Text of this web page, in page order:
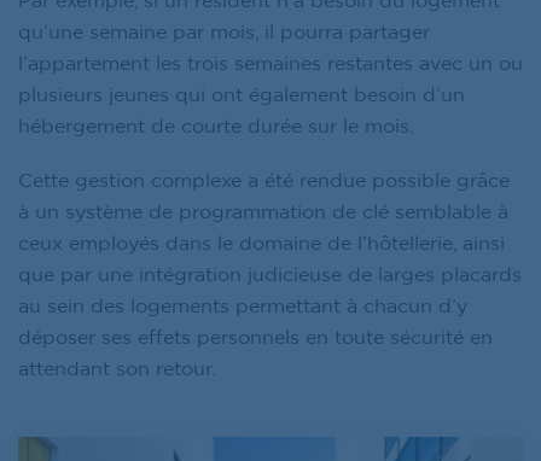
qu’une semaine par mois, il pourra partager
l’appartement les trois semaines restantes avec un ou
plusieurs jeunes qui ont également besoin d’un
hébergement de courte durée sur le mois.
Cette gestion complexe a été rendue possible grâce
à un système de programmation de clé semblable à
ceux employés dans le domaine de l’hôtellerie, ainsi
que par une intégration judicieuse de larges placards
au sein des logements permettant à chacun d’y
déposer ses effets personnels en toute sécurité en
attendant son retour.